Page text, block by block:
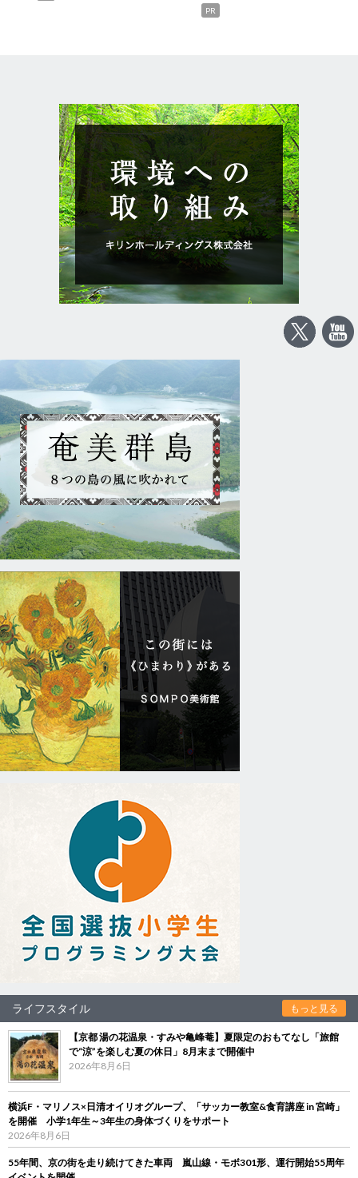
PR
ライフスタイル もっと見る
【京都 湯の花温泉・すみや亀峰菴】夏限定のおもてなし「旅館
で“涼”を楽しむ夏の休日」8月末まで開催中
2026年8月6日
横浜F・マリノス×日清オイリオグループ、「サッカー教室&食育講座 in 宮崎」
を開催 小学1年生～3年生の身体づくりをサポート
2026年8月6日
55年間、京の街を走り続けてきた車両 嵐山線・モボ301形、運行開始55周年